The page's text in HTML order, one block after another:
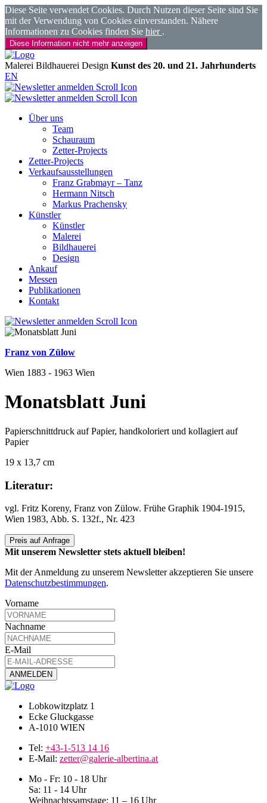
Diese Seite verwendet Cookies. Durch Nutzen dieser Seite sind Sie
mit der Verwendung von Cookies einverstanden. Nähere
Informationen zu Cookies finden Sie hier .
Diese Information nicht mehr anzeigen
Malerei Bildhauerei Design Kunst des 20. und 21. Jahrhunderts
EN
Über uns
Team
Schauraum
Zetter-Projects
Zetter-Projects
Verkaufsausstellungen
Franz Grabmayr – Tanz
Hermann Nitsch
Markus Prachensky
Künstler
Künstler
Malerei
Bildhauerei
Design
Ankauf
Messen
Publikationen
Kontakt
Franz von Zülow
Wien 1883 - 1963 Wien
Monatsblatt Juni
Papierschnittdruck auf Papier, handkoloriert und kollagiert auf
Papier
19 x 13,7 cm
Literatur:
vgl. Fritz Koreny, Franz von Zülow. Frühe Graphik 1904-1915,
Wien 1983, Abb. S. 132f., Nr. 423
Preis auf Anfrage
Mit unserem Newsletter stets aktuell bleiben!
Mit der Anmeldung zu unserem Newsletter akzeptieren Sie unsere
Datenschutzbestimmungen.
Vorname
Nachname
E-Mail
Lobkowitzplatz 1
Ecke Gluckgasse
A-1010 WIEN
Tel: +43-1-513 14 16
E-Mail: zetter@galerie-albertina.at
Mo - Fr: 10 - 18 Uhr
Sa: 11 - 14 Uhr
Weihnachtssamstage: 11 – 16 Uhr